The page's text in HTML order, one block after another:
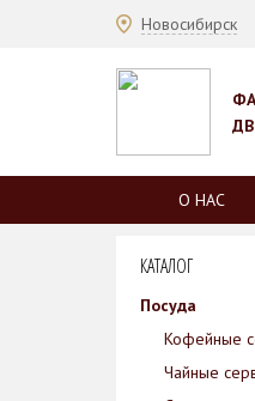
Новосибирск
О НАС
КАТАЛОГ
Посуда
Кофейные
Чайные